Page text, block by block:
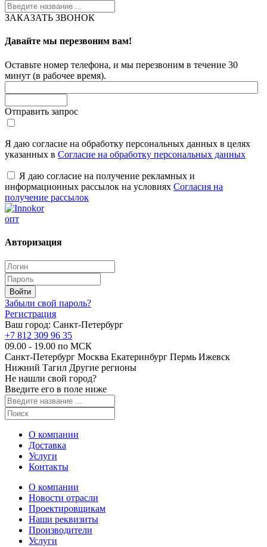
ЗАКАЗАТЬ ЗВОНОК
Давайте мы перезвоним вам!
Оставьте номер телефона, и мы перезвоним в течение 30
минут (в рабочее время).
Отправить запрос
Я даю согласие на обработку персональных данных в целях
указанных в Согласие на обработку персональных данных
Я даю согласие на получение рекламных и
информационных рассылок на условиях Согласия на
получение рассылок
опт
Авторизация
Забыли свой пароль?
Регистрация
Ваш город: Санкт-Петербург
+7 812 309 96 35
09.00 - 19.00 по МСК
Санкт-Петербург Москва Екатеринбург Пермь Ижевск
Нижний Тагил Другие регионы
Не нашли свой город?
Введите его в поле ниже
О компании
Доставка
Услуги
Контакты
О компании
Новости отрасли
Проектировщикам
Наши реквизиты
Производители
Услуги